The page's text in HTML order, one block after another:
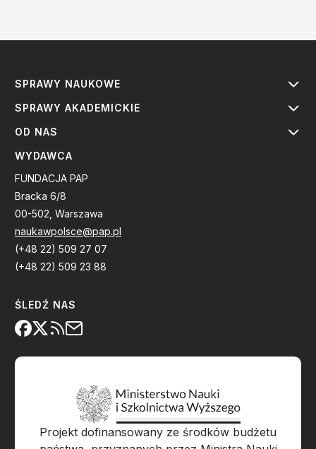
SPRAWY NAUKOWE
SPRAWY AKADEMICKIE
OD NAS
WYDAWCA
FUNDACJA PAP
Bracka 6/8
00-502, Warszawa
naukawpolsce@pap.pl
(+48 22) 509 27 07
(+48 22) 509 23 88
ŚLEDŹ NAS
Projekt dofinansowany ze środków budżetu